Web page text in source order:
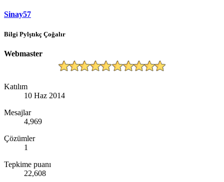
Sinay57
Bilgi Pylştıkç Çoğalır
Webmaster
Katılım
10 Haz 2014
Mesajlar
4,969
Çözümler
1
Tepkime puanı
22,608